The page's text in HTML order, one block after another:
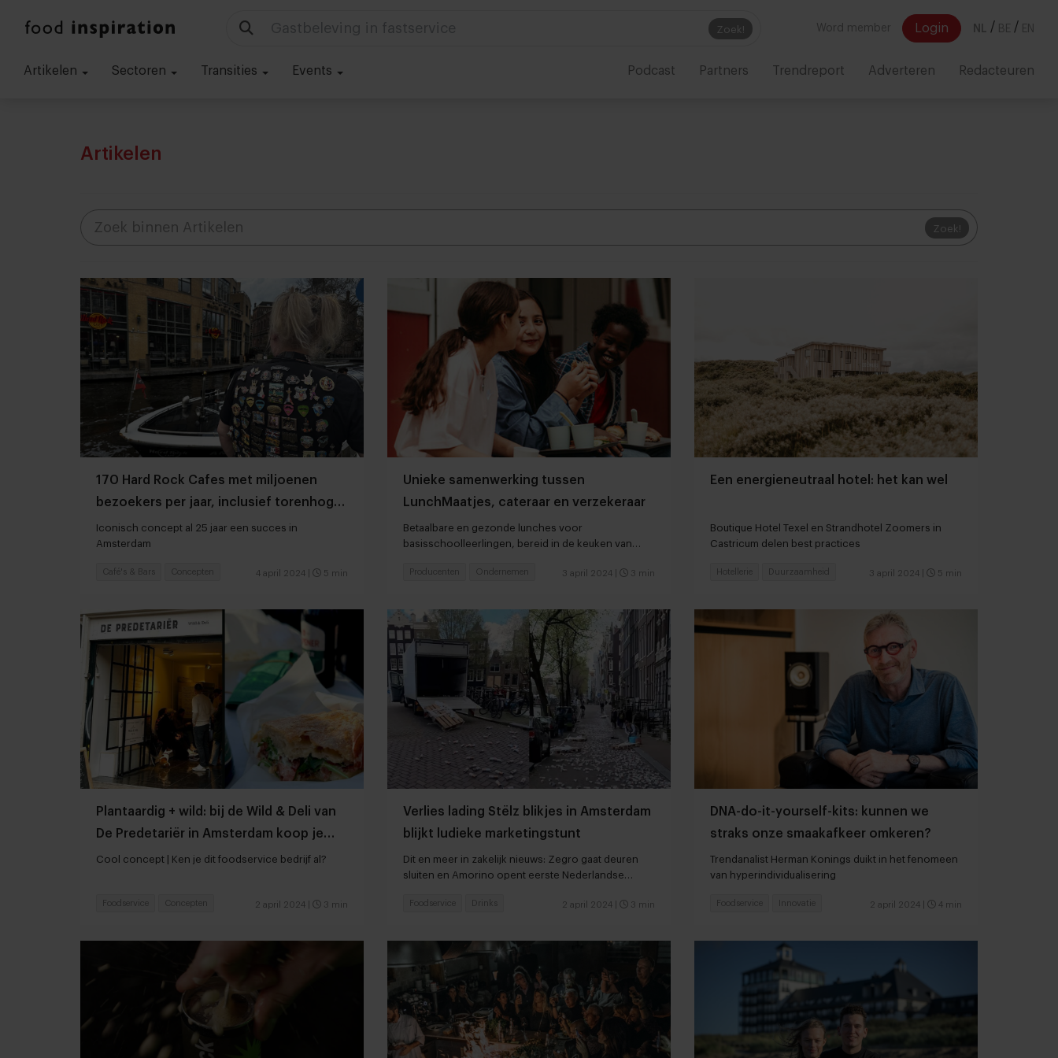
Zoek!
Technologie in foodservice Word member Login NL / BE / EN
Artikelen Sectoren Transities Events Podcast Partners Trendreport Adverteren Redacteuren
Artikelen
Zoek!
170 Hard Rock Cafes met miljoenen
bezoekers per jaar, inclusief torenhoge
omzet door merchandise
Iconisch concept al 25 jaar een succes in
Amsterdam
4 april 2024 5 min
Café's & Bars Concepten
Unieke samenwerking tussen
LunchMaatjes, cateraar en verzekeraar
Betaalbare en gezonde lunches voor
basisschoolleerlingen, bereid in de keuken van
3 april 2024 3 min
Producenten Ondernemen
Een energieneutraal hotel: het kan wel
Boutique Hotel Texel en Strandhotel Zoomers in
Castricum delen best practices
3 april 2024 5 min
Hotellerie Duurzaamheid
Plantaardig + wild: bij de Wild & Deli van
De Predetariër in Amsterdam koop je
broodjes hert of gans
Cool concept | Ken je dit foodservice bedrijf al?
2 april 2024 3 min
Foodservice Concepten
Verlies lading Stëlz blikjes in Amsterdam
blijkt ludieke marketingstunt
Dit en meer in zakelijk nieuws: Zegro gaat deuren
sluiten en Amorino opent eerste Nederlandse
2 april 2024 3 min
Foodservice Drinks
DNA-do-it-yourself-kits: kunnen we
straks onze smaakafkeer omkeren?
Trendanalist Herman Konings duikt in het fenomeen
van hyperindividualisering
2 april 2024 4 min
Foodservice Innovatie